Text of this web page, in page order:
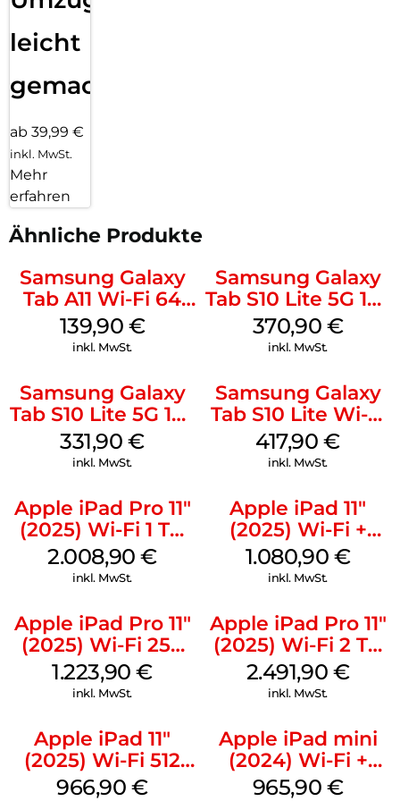
leicht
gemacht!
ab 39,99 €
inkl. MwSt.
Mehr
erfahren
Ähnliche Produkte
Samsung Galaxy
Tab A11 Wi-Fi 64
GB Silver
139,90 €
inkl. MwSt.
Samsung Galaxy
Tab S10 Lite 5G 128
GB Silver
370,90 €
inkl. MwSt.
Samsung Galaxy
Tab S10 Lite 5G 128
GB Gray
331,90€
inkl. MwSt.
Samsung Galaxy
Tab S10 Lite Wi-Fi
256 GB Silver
417,90€
inkl. MwSt.
Apple iPad Pro 11″
(2025) Wi-Fi 1 TB
Standardglas
Silber
2.008,90€
inkl. MwSt.
Apple iPad 11″
(2025) Wi-Fi +
Cellular 512 GB
Pink
1.080,90 €
inkl. MwSt.
Apple iPad Pro 11″
(2025) Wi-Fi 256
GB Standardglas
Space Schwarz
1.223,90€
inkl. MwSt.
Apple iPad Pro 11″
(2025) Wi-Fi 2 TB
Standardglas
Space Schwarz
2.491,90 €
inkl. MwSt.
Apple iPad 11″
(2025) Wi-Fi 512
GB Gelb
966,90€
Apple iPad mini
(2024) Wi-Fi +
Cellular 256 GB
965,90 €